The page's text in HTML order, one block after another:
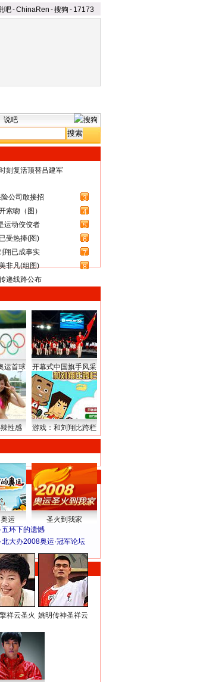
吧-ChinaRen -搜狗 - 17173
说吧
刻复活顶替吕建军
公司敢接招
3
索吻（图）
4
运动佼佼者
5
受热捧(图)
6
翔已成事实
7
非凡(组图)
8
递线路公布
运首球 开幕式中国旗手风采
性感 游戏：和刘翔比跨栏
运
圣火到我家
·五环下的遗憾
·北大办2008奥运·冠军论坛
祥云圣火 姚明传神圣祥云